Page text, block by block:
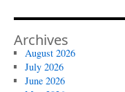
Archives
August 2026
July 2026
June 2026